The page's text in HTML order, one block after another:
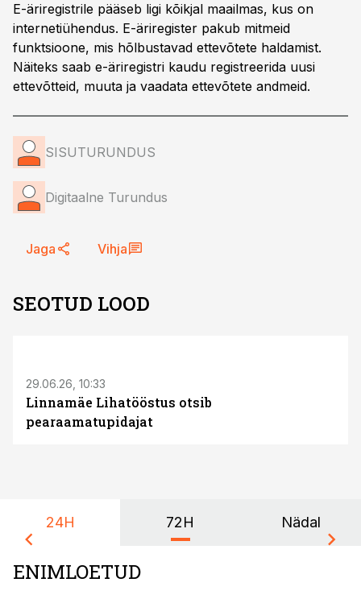
E-äriregistrile pääseb ligi kõikjal maailmas, kus on
internetiühendus. E-äriregister pakub mitmeid
funktsioone, mis hõlbustavad ettevõtete haldamist.
Näiteks saab e-äriregistri kaudu registreerida uusi
ettevõtteid, muuta ja vaadata ettevõtete andmeid.
SISUTURUNDUS
Digitaalne Turundus
Jaga Vihja
SEOTUD LOOD
29.06.26, 10:33
Linnamäe Lihatööstus otsib
pearaamatupidajat
24H 72H Nädal
ENIMLOETUD